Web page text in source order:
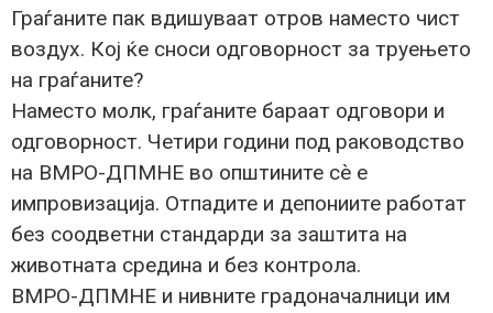
Граѓаните пак вдишуваат отров наместо чист
воздух. Кој ќе сноси одговорност за труењето
на граѓаните?
Наместо молк, граѓаните бараат одговори и
одговорност. Четири години под раководство
на ВМРО-ДПМНЕ во општините сѐ е
импровизација. Отпадите и депониите работат
без соодветни стандарди за заштита на
животната средина и без контрола.
ВМРО-ДПМНЕ и нивните градоначалници им